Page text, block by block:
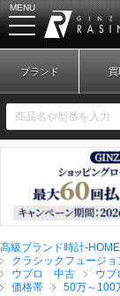
MENU
新規会員
ブランド 買
高級ブランド時計-HOME
クラシックフュージ
ウブロ 中古
ウブ
価格帯
50万～100